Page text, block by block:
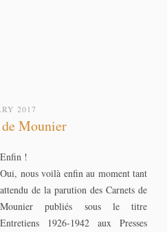
2017
Mounier
Enfin !
Oui, nous voilà enfin au moment tant
attendu de la parution des Carnets de
Mounier publiés sous le titre
Entretiens 1926-1942 aux Presses